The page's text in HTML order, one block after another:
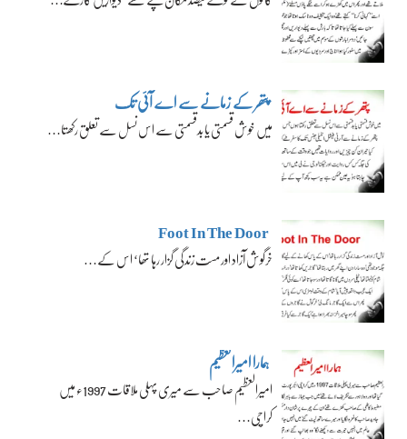
پتھر کے زمانے سے اے آئی تک
میں خوش قسمتی یا بدقسمتی سے اس نسل سے تعلق رکھتا…
Foot In The Door
خرگوش آزاد اور مست زندگی گزار رہا تھا‘ اس کے…
ہمارا امیرالعظیم
امیرالعظیم صاحب سے میری پہلی ملاقات 1997ء میں
کراچی…